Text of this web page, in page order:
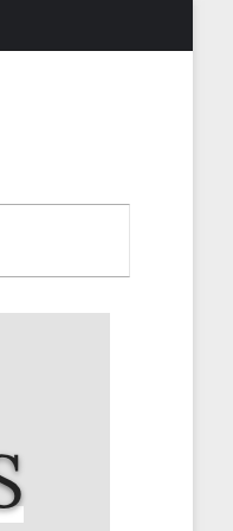
članak